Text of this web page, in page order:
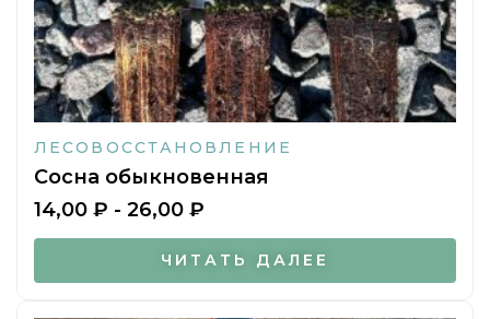
ЛЕСОВОССТАНОВЛЕНИЕ
Сосна обыкновенная
14,00 ₽ - 26,00 ₽
ЧИТАТЬ ДАЛЕЕ